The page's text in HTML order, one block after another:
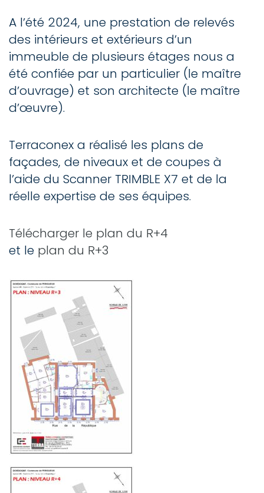
A l’été 2024, une prestation de relevés
des intérieurs et extérieurs d’un
immeuble de plusieurs étages nous a
été confiée par un particulier (le maître
d’ouvrage) et son architecte (le maître
d’œuvre).
Terraconex a réalisé les plans de
façades, de niveaux et de coupes à
l’aide du Scanner TRIMBLE X7 et de la
réelle expertise de ses équipes.
Télécharger le plan du R+4
et le plan du R+3